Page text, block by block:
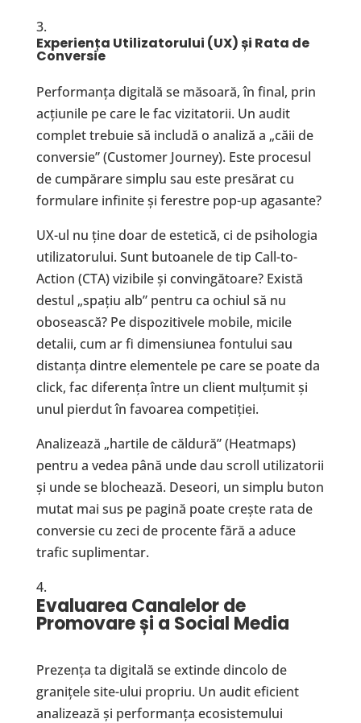
Experiența Utilizatorului (UX)și Rata de
Conversie
Performanța digitală se măsoară, în final, prin
acțiunile pe care le fac vizitatorii. Un audit
complet trebuie să includă o analiză a „căii de
conversie” (Customer Journey). Este procesul
de cumpărare simplu sau este presărat cu
formulare infinite și ferestre pop-up agasante?
UX-ul nu ține doar de estetică, ci de psihologia
utilizatorului. Sunt butoanele de tip Call-to-
Action (CTA) vizibile și convingătoare? Există
destul „spațiu alb” pentru ca ochiul să nu
obosească? Pe dispozitivele mobile, micile
detalii, cum ar fi dimensiunea fontului sau
distanța dintre elementele pe care se poate da
click, fac diferența între un client mulțumit și
unul pierdut în favoarea competiției.
Analizează „hartile de căldură” (Heatmaps)
pentru a vedea până unde dau scroll utilizatorii
și unde se blochează. Deseori, un simplu buton
mutat mai sus pe pagină poate crește rata de
conversie cu zeci de procente fără a aduce
trafic suplimentar.
Evaluarea Canalelor de
Promovareși a Social Media
Prezența ta digitală se extinde dincolo de
granițele site-ului propriu. Un audit eficient
analizează și performanța ecosistemului